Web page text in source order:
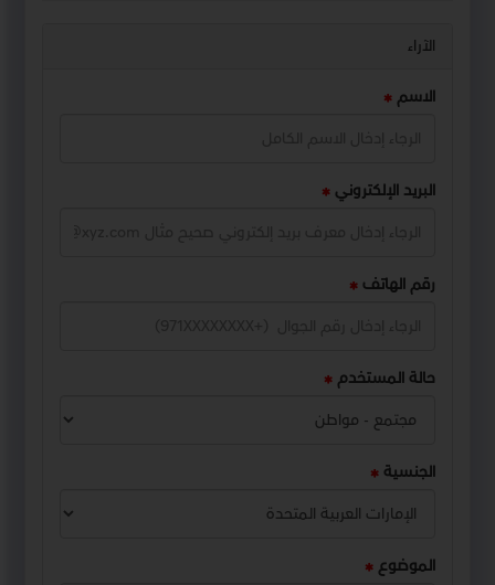
الآراء
الاسم
البريد الإلكتروني
رقم الهاتف
حالة المستخدم
الجنسية
الموضوع